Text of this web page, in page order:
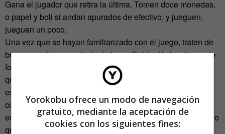
Gana el jugador que retira la última. Tomen doce monedas,
o papel y boli si andan apurados de efectivo, y jueguen,
jueguen un poco.
Una vez que se hayan familiarizado con el juego, traten de
buscar una forma perfecta de jugar. Existe. Y si se juega de
forma perfecta, el segundo jugador siempre gana, haga lo
que haga el primero. ¿Se ven capaces de encontrar esa
estrategia ganadora? Esto también son matemáticas, tanto
como calcular integrales, derivadas o resolver sistemas de
ecuaciones. Porque las matemáticas son más razonamiento
que cálculo, más creatividad que algoritmo… y porque
Yorokobu ofrece un modo de navegación
gratuito, mediante la aceptación de
cookies con los siguientes fines: